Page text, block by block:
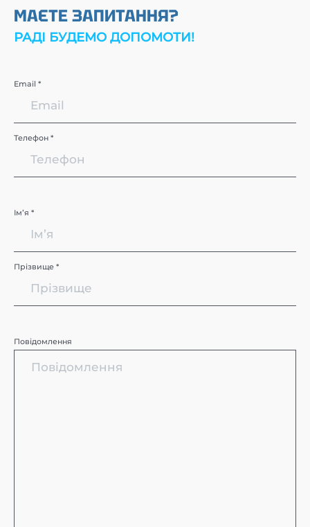
МАЄТЕ ЗАПИТАННЯ?
РАДІ БУДЕМО ДОПОМОТИ!
Email *
Телефон *
Імʼя *
Прізвище *
Повідомлення